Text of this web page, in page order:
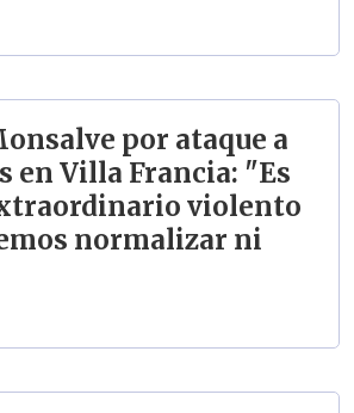
por ataque a
en Villa Francia: "Es
violento
normalizar ni